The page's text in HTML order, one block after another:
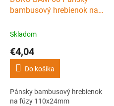
bambusový hrebienok na
Skladom
€4,04
Do košíka
Pánsky bambusový hrebienok
na fúzy 110x24mm